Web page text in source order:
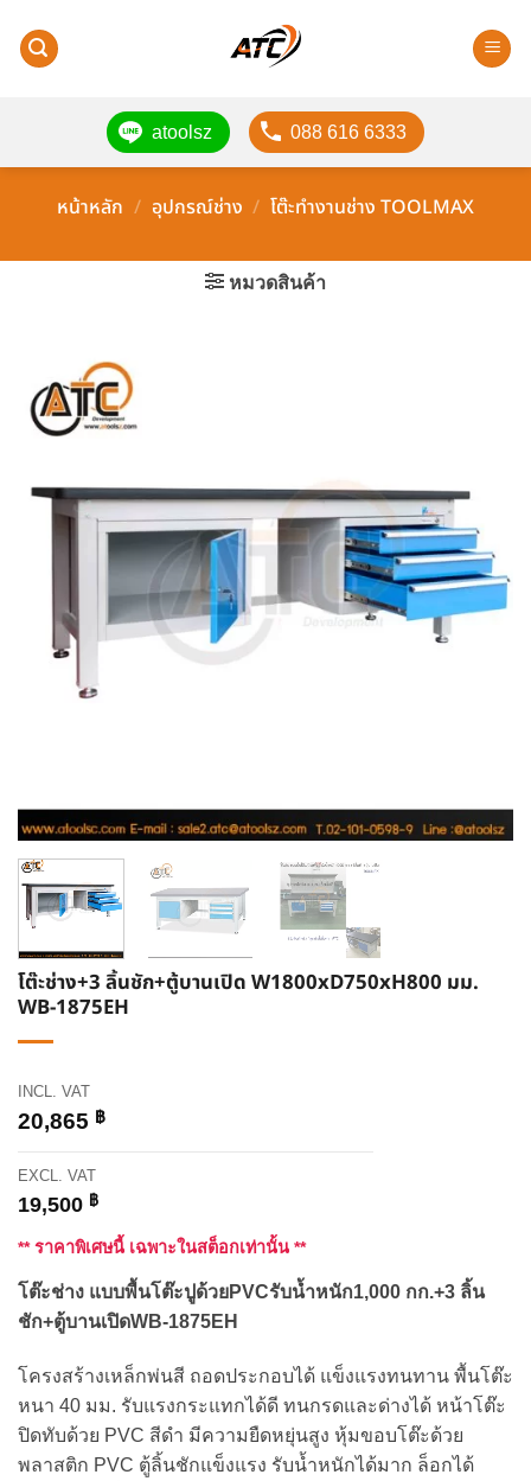
atoolsz
088 616 6333
หน้าหลัก / อุปกรณ์ช่าง / โต๊ะทำงานช่าง TOOLMAX
หมวดสินค้า
โต๊ะช่าง+3 ลิ้นชัก+ตู้บานเปิด W1800xD750xH800 มม.
WB-1875EH
INCL. VAT
20,865 ฿
EXCL. VAT
19,500 ฿
** ราคาพิเศษนี้ เฉพาะในสต็อกเท่านั้น **
โต๊ะช่าง แบบพื้นโต๊ะปูด้วยPVCรับน้ำหนัก1,000 กก.+3 ลิ้น
ชัก+ตู้บานเปิดWB-1875EH
โครงสร้างเหล็กพ่นสี ถอดประกอบได้ แข็งแรงทนทาน พื้นโต๊ะ
หนา 40 มม. รับแรงกระแทกได้ดี ทนกรดและด่างได้ หน้าโต๊ะ
ปิดทับด้วย PVC สีดำ มีความยืดหยุ่นสูง หุ้มขอบโต๊ะด้วย
พลาสติก PVC ตู้ลิ้นชักแข็งแรง รับนํ้าหนักได้มาก ล็อกได้